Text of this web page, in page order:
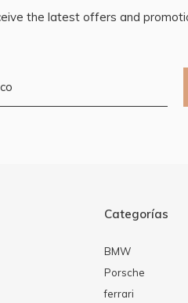
the latest offers and
Categorías
BMW
Porsche
ferrari